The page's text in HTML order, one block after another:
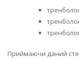
Приймаючи даний